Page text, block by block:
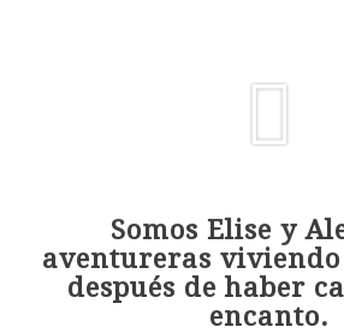
Somos Elise y
aventureras viviendo
después de haber
encanto.